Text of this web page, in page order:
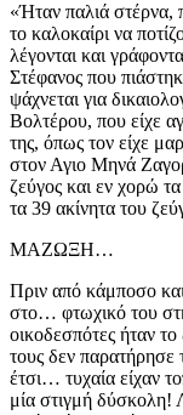
«Ήταν παλιά στέρνα,
το καλοκαίρι να
λέγονται και
Στέφανος που
ψάχνεται για
Βολτέρου, που είχε
της, όπως τον είχε
στον Αγιο Μηνά
ζεύγος και εν χορώ
τα 39 ακίνητα του
ΜΑΖΩΞΗ…
Πριν από κάμποσο
στο… φτωχικό του
οικοδεσπότες ήταν
τους δεν παρατήρησε
έτσι… τυχαία είχαν
μία στιγμή δύσκολη!